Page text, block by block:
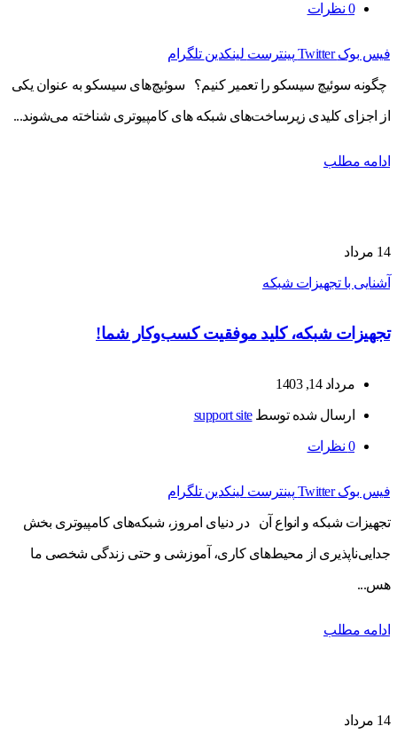
0 نظرات
فیس بوک Twitter پینترست لینکدین تلگرام
چگونه سوئیچ سیسکو را تعمیر کنیم؟ سوئیچ‌های سیسکو به عنوان یکی
از اجزای کلیدی زیرساخت‌های شبکه‌ های کامپیوتری شناخته می‌شوند...
ادامه مطلب
14 مرداد
آشنایی با تجهیزات شبکه
تجهیزات شبکه، کلید موفقیت کسب‌وکار شما!
مرداد 14, 1403
ارسال شده توسطsupport site
0 نظرات
فیس بوک Twitter پینترست لینکدین تلگرام
تجهیزات شبکه و انواع آن در دنیای امروز، شبکه‌های کامپیوتری بخش
جدایی‌ناپذیری از محیط‌های کاری، آموزشی و حتی زندگی شخصی ما
هس...
ادامه مطلب
14 مرداد